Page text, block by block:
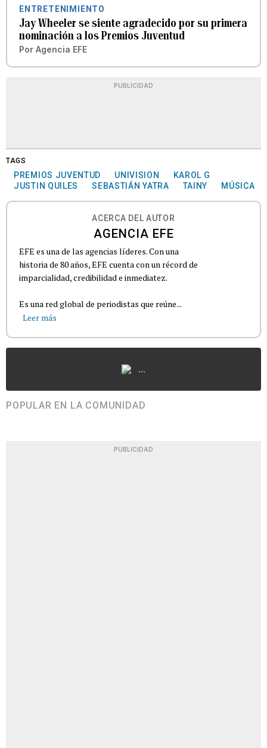
ENTRETENIMIENTO
Jay Wheeler se siente agradecido por su primera
nominación a los Premios Juventud
Por Agencia EFE
PUBLICIDAD
TAGS
PREMIOS JUVENTUD UNIVISION
KAROL G
JUSTIN QUILES
SEBASTIÁN YATRA TAINY MÚSICA
ACERCA DEL AUTOR
AGENCIA EFE
EFE es una de las agencias líderes. Con una
historia de 80 años, EFE cuenta con un récord de
imparcialidad, credibilidad e inmediatez.
Es una red global de periodistas que reúne...
Leer más
...
POPULAR EN LA COMUNIDAD
PUBLICIDAD